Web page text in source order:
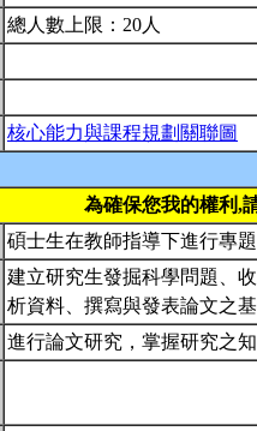
總人數上限：20人
核心能力與課程規劃關聯圖
為確保您我的權利,
碩士生在教師指導下進行專
建立研究生發掘科學問題、
析資料、撰寫與發表論文之
進行論文研究，掌握研究之